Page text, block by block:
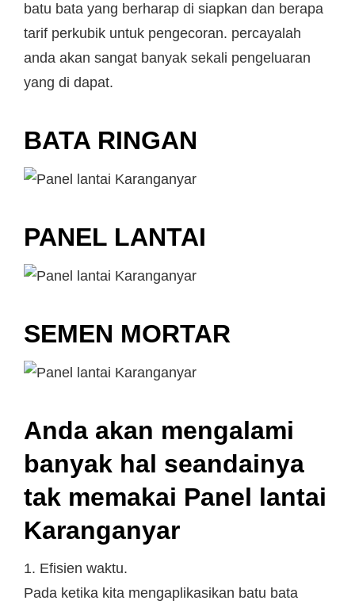
batu bata yang berharap di siapkan dan berapa
tarif perkubik untuk pengecoran. percayalah
anda akan sangat banyak sekali pengeluaran
yang di dapat.
BATA RINGAN
PANEL LANTAI
SEMEN MORTAR
Anda akan mengalami
banyak hal seandainya
tak memakai Panel lantai
Karanganyar
1. Efisien waktu.
Pada ketika kita mengaplikasikan batu bata